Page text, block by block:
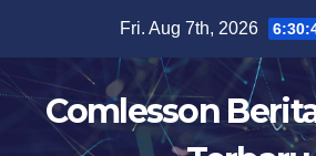
content
Fri. Aug 7th, 2026
Comlesson